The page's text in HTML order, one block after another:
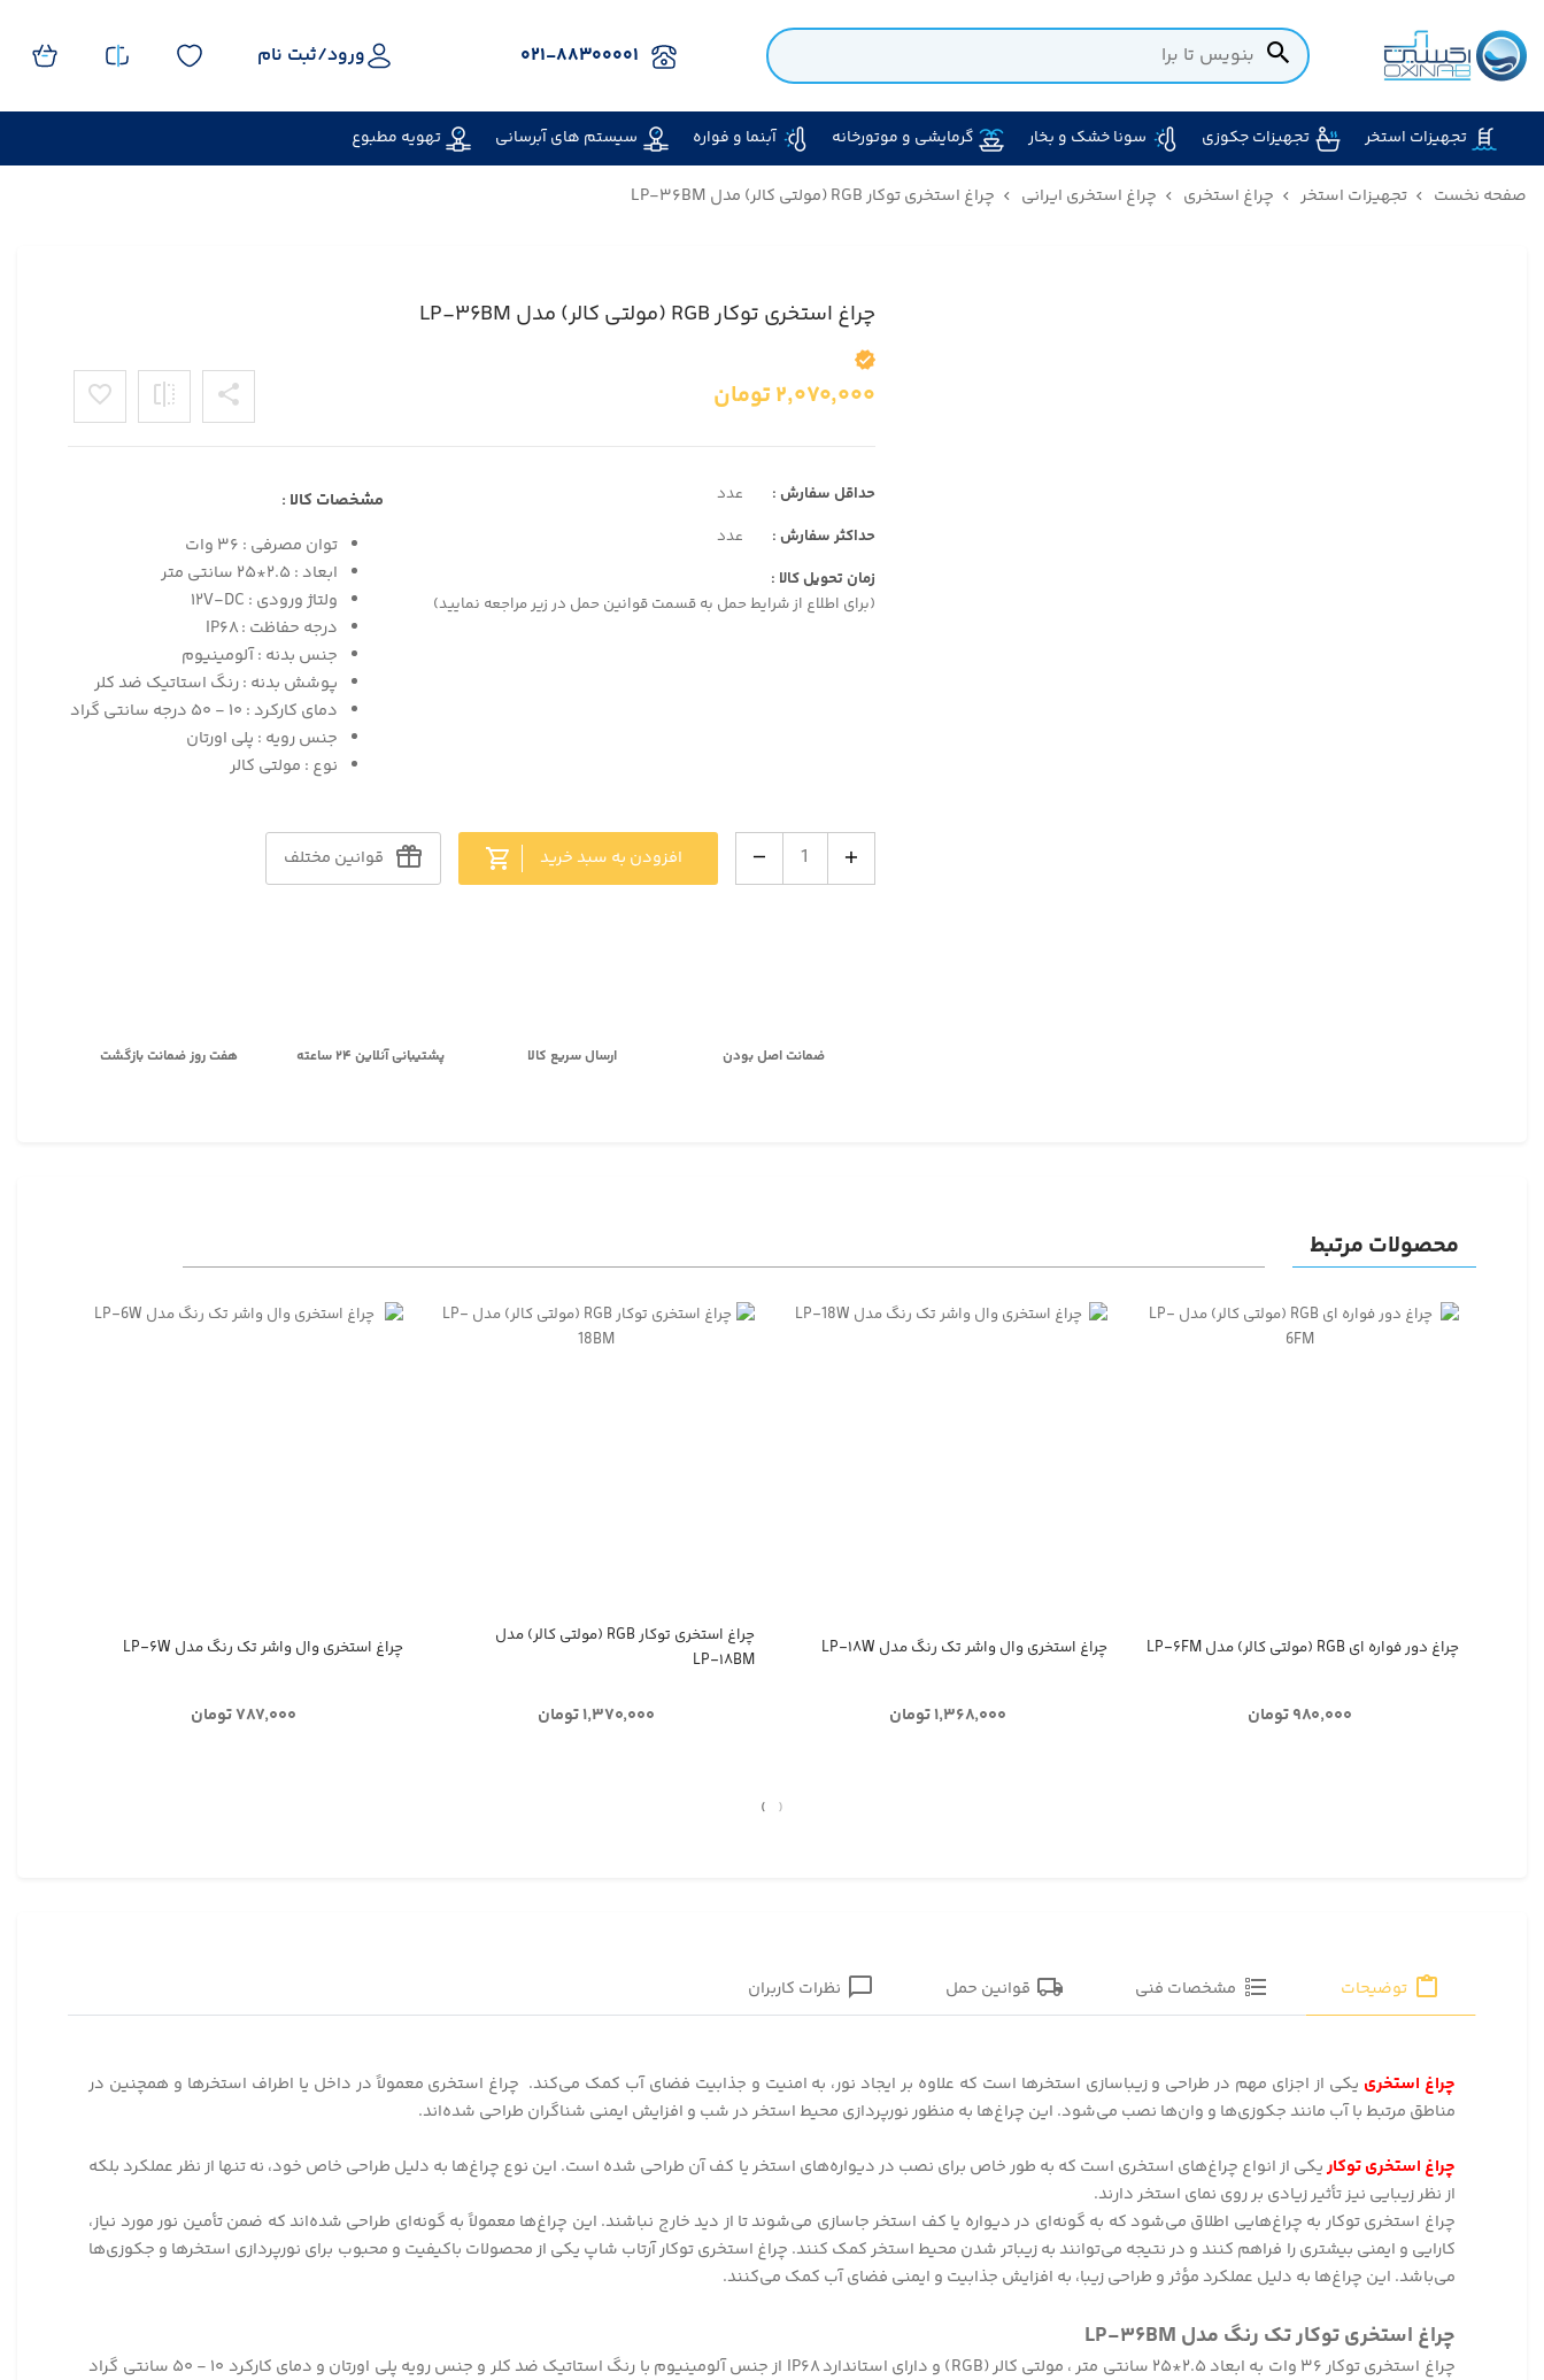
۰۲۱-۸۸۳۰۰۰۰۱ ورود/ثبت نام
تجهیزات استخر تجهیزات جکوزی سونا خشک و بخار گرمایشی و موتورخانه آبنما و فواره سیستم های آبرسانی تهویه مطبوع
صفحه نخست تجهیزات استخر چراغ استخری چراغ استخری ایرانی چراغ استخری توکار RGB (مولتی کالر) مدل LP-۳۶BM
چراغ استخری توکار RGB (مولتی کالر) مدل LP-۳۶BM
۲,۰۷۰,۰۰۰تومان
حداقل سفارش :
عدد
حداکثر سفارش :
عدد
زمان تحویل کالا :
(برای اطلاع از شرایط حمل به قسمت قوانین حمل در زیر مراجعه نمایید)
مشخصات کالا :
توان مصرفی : ۳۶ وات
ابعاد : ۲.۵*۲۵ سانتی متر
ولتاژ ورودی : ۱۲V-DC
درجه حفاظت : IP۶۸
جنس بدنه : آلومینیوم
پوشش بدنه : رنگ استاتیک ضد کلر
دمای کارکرد : ۱۰ - ۵۰ درجه سانتی گراد
جنس رویه : پلی اورتان
نوع : مولتی کالر
افزودن به سبد خرید قوانین مختلف
ضمانت اصل بودن ارسال سریع کالا پشتیبانی آنلاین ۲۴ ساعته هفت روز ضمانت بازگشت
محصولات مرتبط
چراغ دور فواره ای RGB (مولتی کالر) مدل LP-۶FM
۹۸۰,۰۰۰ تومان
چراغ استخری وال واشر تک رنگ مدل LP-۱۸W
۱,۳۶۸,۰۰۰ تومان
چراغ استخری توکار RGB (مولتی کالر) مدل
LP-۱۸BM
۱,۳۷۰,۰۰۰ تومان
چراغ استخری وال واشر تک رنگ مدل LP-۶W
۷۸۷,۰۰۰ تومان
‹
›
توضیحات مشخصات فنی قوانین حمل نظرات کاربران
چراغ استخری یکی از اجزای مهم در طراحی و زیباسازی استخرها است که علاوه بر ایجاد نور، به امنیت و جذابیت فضای آب کمک می‌کند. چراغ استخری معمولاً در داخل یا اطراف استخرها و همچنین در
مناطق مرتبط با آب مانند جکوزی‌ها و وان‌ها نصب می‌شود. این چراغ‌ها به منظور نورپردازی محیط استخر در شب و افزایش ایمنی شناگران طراحی شده‌اند.
چراغ استخری توکاریکی از انواع چراغ‌های استخری است که به طور خاص برای نصب در دیواره‌های استخر یا کف آن طراحی شده است. این نوع چراغ‌ها به دلیل طراحی خاص خود، نه تنها از نظر عملکرد بلکه
از نظر زیبایی نیز تأثیر زیادی بر روی نمای استخر دارند.
چراغ استخری توکار به چراغ‌هایی اطلاق می‌شود که به گونه‌ای در دیواره یا کف استخر جاسازی می‌شوند تا از دید خارج نباشند. این چراغ‌ها معمولاً به گونه‌ای طراحی شده‌اند که ضمن تأمین نور مورد نیاز،
کارایی و ایمنی بیشتری را فراهم کنند و در نتیجه می‌توانند به زیباتر شدن محیط استخر کمک کنند. چراغ استخری توکار آرتاب شاپ یکی از محصولات باکیفیت و محبوب برای نورپردازی استخرها و جکوزی‌ها
می‌باشد. این چراغ‌ها به دلیل عملکرد مؤثر و طراحی زیبا، به افزایش جذابیت و ایمنی فضای آب کمک می‌کنند.
چراغ استخری توکار تک رنگ مدل LP-۳۶BM
چراغ استخری توکار ۳۶ وات به ابعاد ۲.۵*۲۵ سانتی متر ، مولتی کالر (RGB) و دارای استاندارد IP۶۸ از جنس آلومینیوم با رنگ استاتیک ضد کلر و جنس رویه پلی اورتان و دمای کارکرد ۱۰ - ۵۰ سانتی گراد